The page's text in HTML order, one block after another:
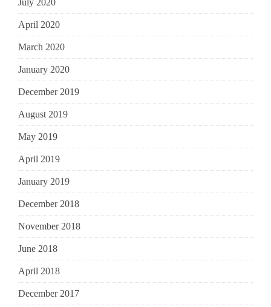
July 2020
April 2020
March 2020
January 2020
December 2019
August 2019
May 2019
April 2019
January 2019
December 2018
November 2018
June 2018
April 2018
December 2017